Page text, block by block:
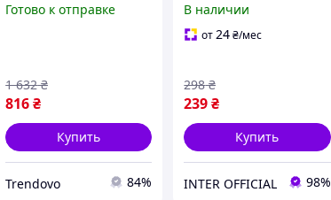
мікрохвильовці з
Готово к отправке
816₴
1 632 ₴
Купить
Trendovo 84%
квадратный 1,8л (6222)
В наличии
от24₴/мес
239₴
298 ₴
Купить
INTER OFFICIAL 98%